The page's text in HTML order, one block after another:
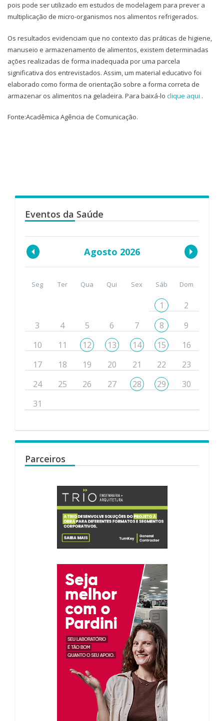
pois pode ser utilizado em estudos de modelagem para prever a
multiplicação de micro-organismos nos alimentos refrigerados.
Os resultados evidenciam que no contexto das práticas de higiene,
manuseio e armazenamento de alimentos, existem determinadas
ações realizadas de forma inadequada por uma parcela
significativa dos entrevistados. Assim, um material educativo foi
elaborado como forma de orientação sobre a forma correta de
armazenar os alimentos na geladeira. Para baixá-lo clique aqui .
Fonte:Acadêmica Agência de Comunicação.
Eventos da Saúde
Agosto 2026
Seg Ter Qua Qui Sex Sáb Dom
1
2
3
4 5 6 7 8
9
10
11 12 13 14 15
16
17
18 19 20 21 22
23
24
25 26 27 28 29
30
31
Parceiros